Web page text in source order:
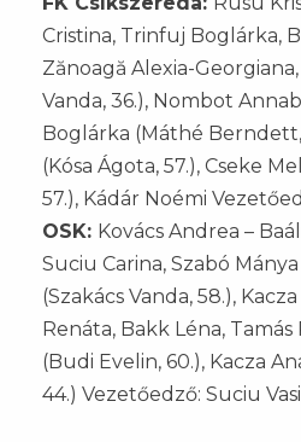
Cristina, Trinfuj Boglárka,
Zănoagă Alexia-Georgiana,
Vanda, 36.), Nombot
Boglárka (Máthé
(Kósa Ágota, 57.), Cseke
57.), Kádár Noémi
OSK: Kovács Andrea –
Suciu Carina, Szabó
(Szakács Vanda, 58.),
Renáta, Bakk Léna,
(Budi Evelin, 60.), Kacza
44.) Vezetőedző: Suciu